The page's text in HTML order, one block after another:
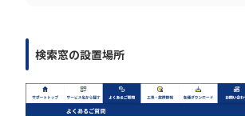
検索窓の設置場所